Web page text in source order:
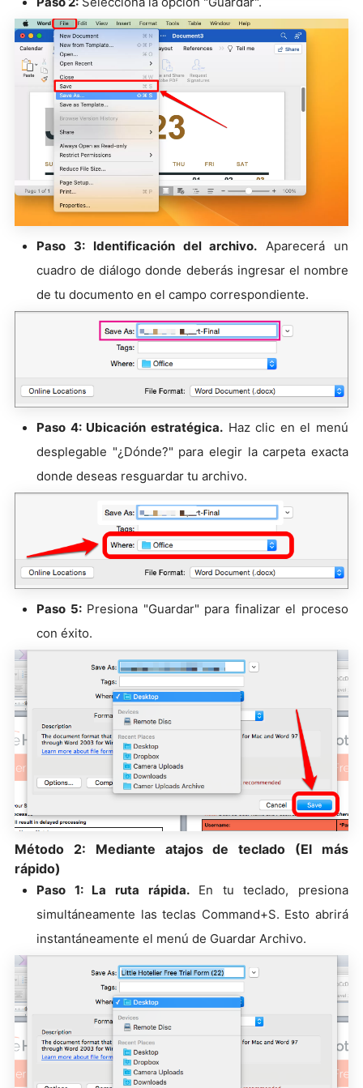
Paso 3: Identificación del archivo. Aparecerá un
cuadro de diálogo donde deberás ingresar el nombre
de tu documento en el campo correspondiente.
Paso 4: Ubicación estratégica.Haz clic en el menú
desplegable "¿Dónde?" para elegir la carpeta exacta
donde deseas resguardar tu archivo.
Paso 5:Presiona "Guardar" para finalizar el proceso
con éxito.
Método 2: Mediante atajos de teclado (El más
rápido)
Paso 1: La ruta rápida.En tu teclado, presiona
simultáneamente las teclas Command+S. Esto abrirá
instantáneamente el menú de Guardar Archivo.